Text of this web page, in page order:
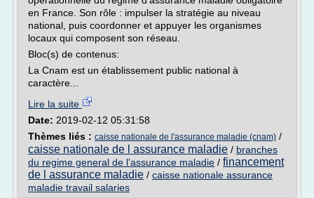
en France. Son rôle : impulser la stratégie au niveau
national, puis coordonner et appuyer les organismes
locaux qui composent son réseau.
Bloc(s) de contenus:
La Cnam est un établissement public national à
caractère...
Lire la suite
Date: 2019-02-12 05:31:58
Thèmes liés : caisse nationale de l'assurance maladie (cnam) /
caisse nationale de l assurance maladie / branches
du regime general de l'assurance maladie / financement
de l assurance maladie / caisse nationale assurance
maladie travail salaries